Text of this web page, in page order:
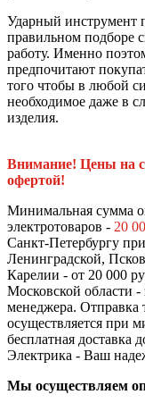
Ударный инструмент
правильном подборе
работу. Именно
предпочитают
того чтобы в любой
необходимое даже в
изделия.
Внимание! Цены на
офертой!
Минимальная сумма
электротоваров - 20
Санкт-Петербургу
Ленинградской,
Карелии - от 20 000
Московской области -
менеджера. Отправка
осуществляется при
бесплатная
Электрика - Ваш
Мы осуществляем